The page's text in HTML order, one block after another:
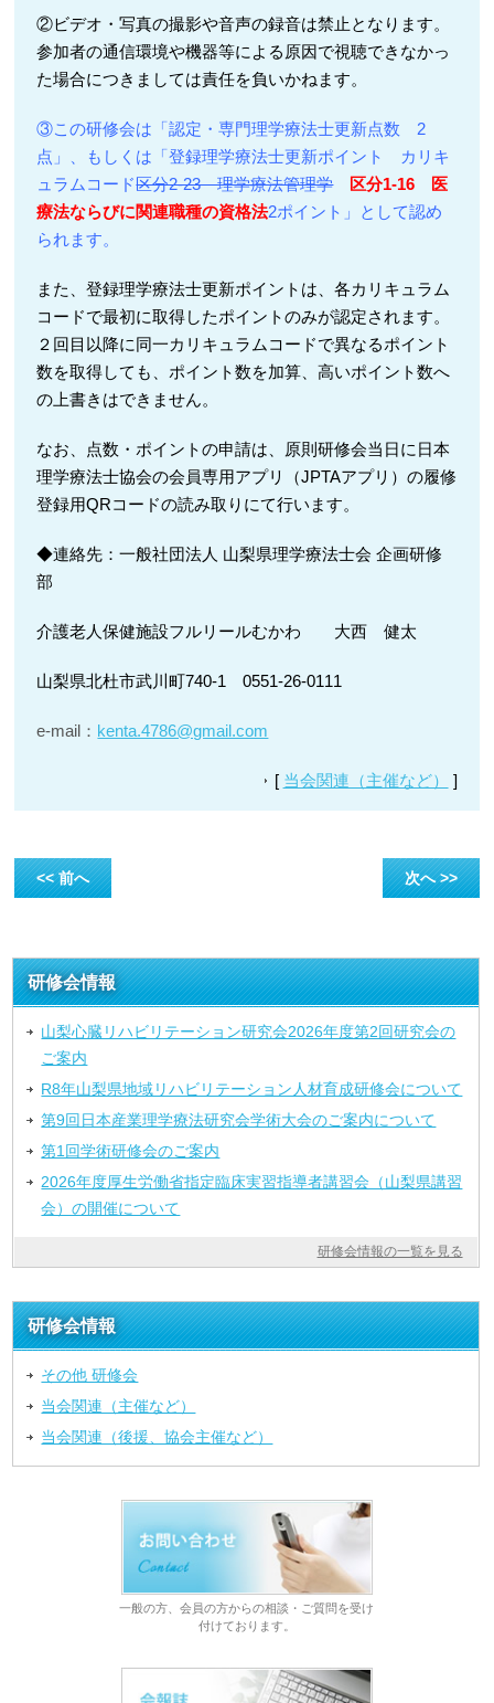
②ビデオ・写真の撮影や音声の録音は禁止となります。
参加者の通信環境や機器等による原因で視聴できなかっ
た場合につきましては責任を負いかねます。
③この研修会は「認定・専門理学療法士更新点数 2
点」、もしくは「登録理学療法士更新ポイント カリキ
ュラムコード区分2-23 理学療法管理学
区分1-16 医
療法ならびに関連職種の資格法2ポイント」として認め
られます。
また、登録理学療法士更新ポイントは、各カリキュラム
コードで最初に取得したポイントのみが認定されます。
２回目以降に同一カリキュラムコードで異なるポイント
数を取得しても、ポイント数を加算、高いポイント数へ
の上書きはできません。
なお、点数・ポイントの申請は、原則研修会当日に日本
理学療法士協会の会員専用アプリ（JPTAアプリ）の履修
登録用QRコードの読み取りにて行います。
◆連絡先：一般社団法人 山梨県理学療法士会 企画研修
部
介護老人保健施設フルリールむかわ 大西 健太
山梨県北杜市武川町740-1 0551-26-0111
e-mail： kenta.4786@gmail.com
[ 当会関連（主催など） ]
<< 前へ 次へ >>
研修会情報
山梨心臓リハビリテーション研究会2026年度第2回研究会の
ご案内
R8年山梨県地域リハビリテーション人材育成研修会について
第9回日本産業理学療法研究会学術大会のご案内について
第1回学術研修会のご案内
2026年度厚生労働省指定臨床実習指導者講習会（山梨県講習
会）の開催について
研修会情報の一覧を見る
研修会情報
その他 研修会
当会関連（主催など）
当会関連（後援、協会主催など）
一般の方、会員の方からの相談・ご質問を受け
付けております。